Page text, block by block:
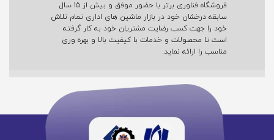
فروشگاه فناوری برتر با حضور موفق و بیش از 15 سال
سابقه درخشان خود در بازار ماشین های اداری تمام تلاش
خود را جهت کسب رضایت مشتریان خود به کار گرفته
است تا محصولات و خدمات با کیفیت بالا و بهره وری
مناسب را ارائه نماید.